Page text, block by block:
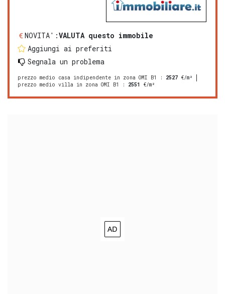
NOVITA':VALUTA questo immobile
Aggiungi ai preferiti
Segnala un problema
prezzo medio casa indipendente in zona OMI B1 : 2527 €/m²
prezzo medio villa in zona OMI B1
: 2551 €/m²